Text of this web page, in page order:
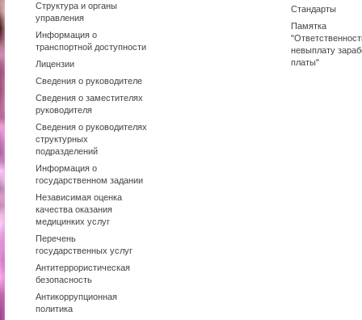
Структура и органы
управления
Информация о
транспортной доступности
Лицензии
Сведения о руководителе
Сведения о заместителях
руководителя
Сведения о руководителях
структурных
подразделений
Информация о
государственном задании
Независимая оценка
качества оказания
медицинких услуг
Перечень
государственных услуг
Антитеррористическая
безопасность
Антикоррупционная
политика
Стандарты
Памятка
невыплату
платы"